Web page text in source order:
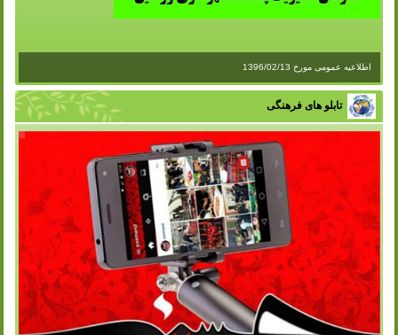
اطلاعیه عمومی مورخ 1396/02/13
تابلو های فرهنگی